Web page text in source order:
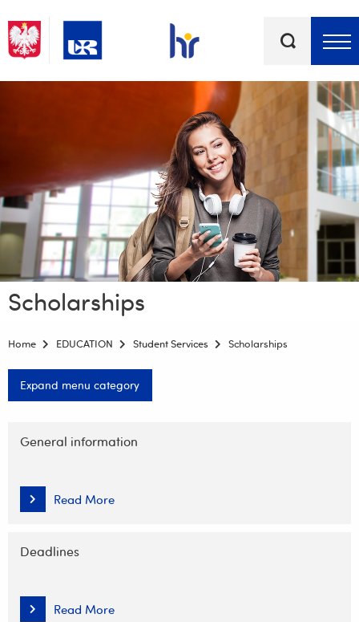
Scholarships
Home EDUCATION Student Services Scholarships
Expand menu category
navigation
General information
Read More
Deadlines
Read More